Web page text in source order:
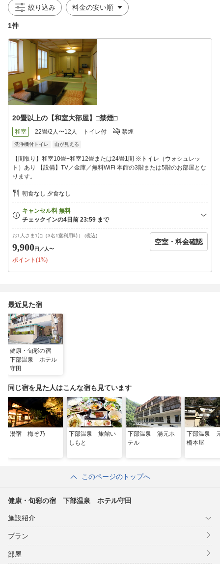
●設備・サービス
・Wi−Fi無料
・加湿器（貸出）
・下部温泉駅〜当館の送迎無料。ご連絡ください。
・マッサージ19:00〜22:00（フロントにてご予約）
●観光・イベント
・富士五湖の『本栖湖』／車で39分
・神明の花火大会／車で30分
・湯の奥金山博物館／徒歩15分
・身延山／車で19分
イベントの開催状況や施設の開館状況についてはお確かめいただ
いてからお越しくださいませ。
絞り込み
1件
20畳以上の【和室大部屋】□禁煙□
和室 22畳/2人〜12人 トイレ付 禁煙
洗浄機付トイレ 山が見える
【間取り】和室10畳+和室12畳または24畳1間 ※トイレ（ウォシュレッ
ト）あり 【設備】TV／金庫／無料WiFi 本館の3階または5階のお部屋とな
ります。
朝食なし 夕食なし
お1人さま1泊（3名1室利用時） (税込)
9,900円 ／人〜
ポイント(1%)
空室・料金確認
最近見た宿
健康・旬彩の宿
下部温泉 ホテル
守田
同じ宿を見た人はこんな宿も見ています
湯宿 梅ぞ乃
下部温泉 旅館い
しもと
下部温泉 湯元ホ
テル
下部温泉
橋本屋
このページのトップへ
健康・旬彩の宿 下部温泉 ホテル守田
施設紹介
プラン
部屋